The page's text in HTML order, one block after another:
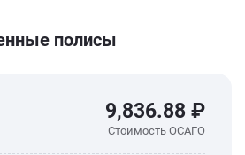
полисы
9,836.88 ₽
Стоимость ОСАГО